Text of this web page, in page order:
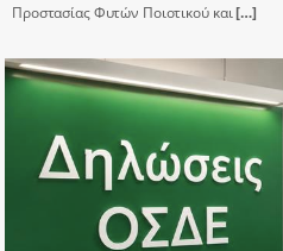
Προστασίας Φυτών Ποιοτικού και[…]